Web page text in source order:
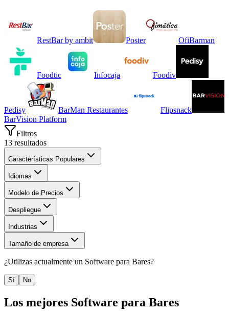
RestBar by ambit Poster OfiBarman
Foodtic Infocaja Foodiv
Pedisy BarMan Restaurantes
Flipsnack
BarVision Platform
Filtros
13 resultados
Características Populares
Idiomas
Modelo de Precios
Despliegue
Industrias
Tamaño de empresa
¿Utilizas actualmente un Software para Bares?
Sí No
Los mejores Software para Bares